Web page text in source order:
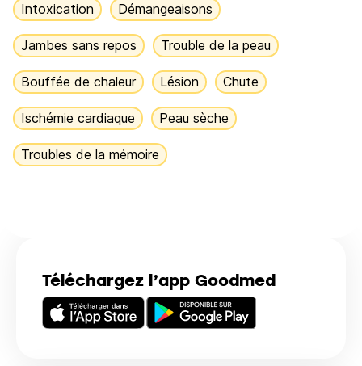
Téléchargez l’app Goodmed
Intoxication Démangeaisons
Jambes sans repos Trouble de la peau
Bouffée de chaleur Lésion Chute
Ischémie cardiaque Peau sèche
Troubles de la mémoire